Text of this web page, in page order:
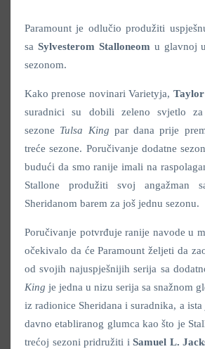
Paramount je odlučio produžiti
sa Sylvesterom Stalloneom u glavnoj
sezonom.
Kako prenose novinari Varietyja, Taylor
suradnici su dobili zeleno svjetlo za
sezone Tulsa King par dana prije
treće sezone. Poručivanje dodatne
budući da smo ranije imali na
Stallone produžiti svoj angažman
Sheridanom barem za još jednu sezonu.
Poručivanje potvrđuje ranije navode u
očekivalo da će Paramount željeti da
od svojih najuspješnijih serija sa
King je jedna u nizu serija sa snažnom
iz radionice Sheridana i suradnika, a
davno etabliranog glumca kao što je
trećoj sezoni pridružiti iSamuel L.